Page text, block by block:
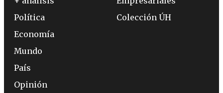
Política
Economía
Mundo
País
Opinión
Colección ÚH